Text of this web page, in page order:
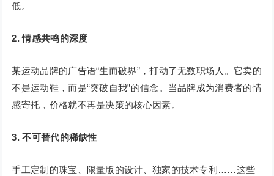
低。
2. 情感共鸣的深度
某运动品牌的广告语“生而破界”，打动了无数职场人。它卖的
不是运动鞋，而是“突破自我”的信念。当品牌成为消费者的情
感寄托，价格就不再是决策的核心因素。
3. 不可替代的稀缺性
手工定制的珠宝、限量版的设计、独家的技术专利……这些